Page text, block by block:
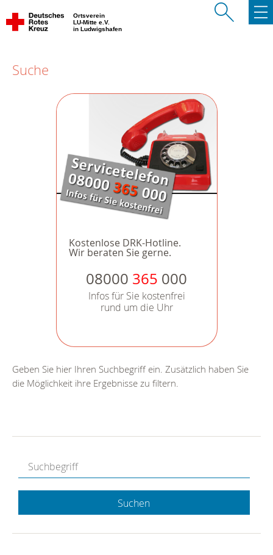
Ortsverein
LU-Mitte e.V.
in Ludwigshafen
Suche
Kostenlose DRK-Hotline.
Wir beraten Sie gerne.
08000 365 000
Infos für Sie kostenfrei
rund um die Uhr
Geben Sie hier Ihren Suchbegriff ein. Zusätzlich haben Sie
die Möglichkeit ihre Ergebnisse zu filtern.
Suchen